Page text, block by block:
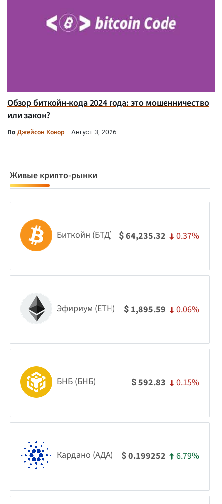
Обзор биткойн-кода 2024 года: это мошенничество
или закон?
По Джейсон Конор Август 3, 2026
Живые крипто-рынки
Биткойн (БТД) $64,235.32 0.37%
Эфириум (ETH) $ 1,895.59 0.06%
БНБ (БНБ) $592.83 0.15%
Кардано (АДА) $0.199252 6.79%